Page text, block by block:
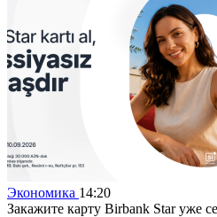
Экономика 14:20
Закажите карту Birbank Star уже